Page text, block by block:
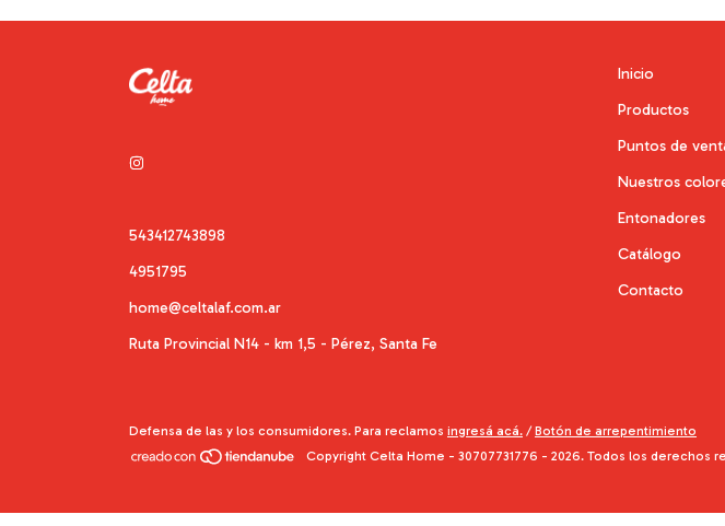
543412743898
4951795
home@celtalaf.com.ar
Ruta Provincial N14 - km 1,5 - Pérez, Santa Fe
Inicio
Productos
Puntos de
Nuestros
Entonadores
Catálogo
Contacto
Defensa de las y los consumidores. Para reclamos ingresá acá. / Botón de arrepentimiento
Copyright Celta Home - 30707731776 - 2026. Todos los derechos